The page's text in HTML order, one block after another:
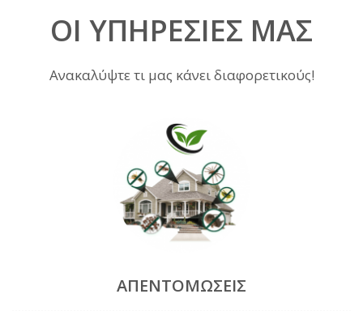
ΟΙ ΥΠΗΡΕΣΊΕΣ ΜΑΣ
Ανακαλύψτε τι μας κάνει διαφορετικούς!
ΑΠΕΝΤΟΜΏΣΕΙΣ